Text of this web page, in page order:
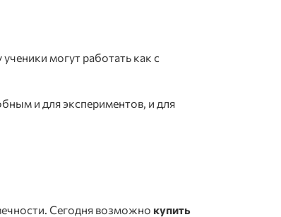
могут работать как с
и для экспериментов, и для
Сегодня возможно купить